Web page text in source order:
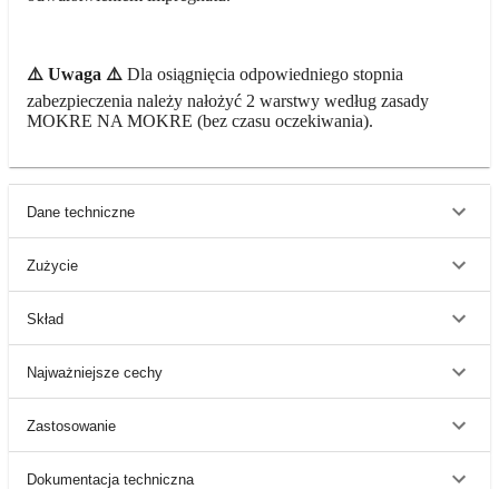
⚠️ Uwaga ⚠️ Dla osiągnięcia odpowiedniego stopnia
zabezpieczenia należy nałożyć 2 warstwy według zasady
MOKRE NA MOKRE (bez czasu oczekiwania).
Dane techniczne
Zużycie
Skład
Najważniejsze cechy
Zastosowanie
Dokumentacja techniczna